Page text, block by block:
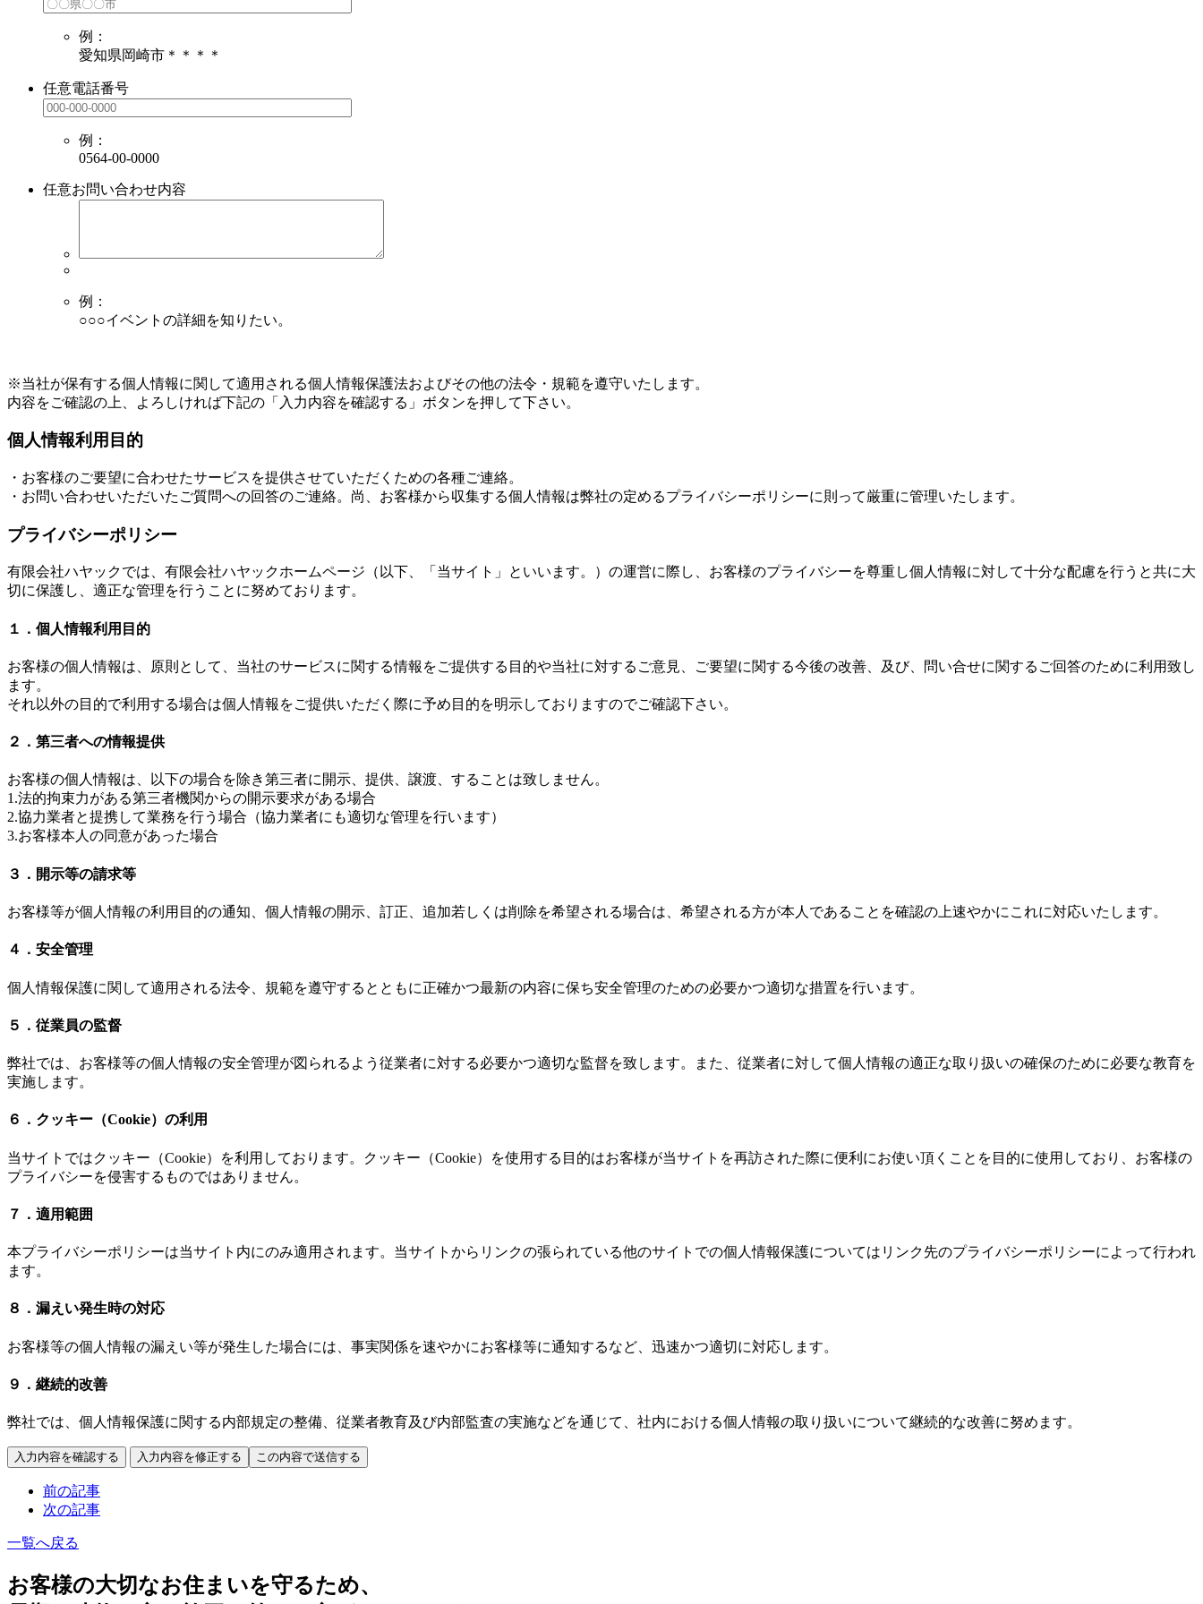
例：
愛知県岡崎市＊＊＊＊
任意電話番号
例：
0564-00-0000
任意お問い合わせ内容
例：
○○○イベントの詳細を知りたい。
※当社が保有する個人情報に関して適用される個人情報保護法およびその他の法令・規範を遵守いたします。
内容をご確認の上、よろしければ下記の「入力内容を確認する」ボタンを押して下さい。
個人情報利用目的
・お客様のご要望に合わせたサービスを提供させていただくための各種ご連絡。
・お問い合わせいただいたご質問への回答のご連絡。尚、お客様から収集する個人情報は弊社の定めるプライバシーポリシーに則って厳重に管理いたします。
プライバシーポリシー
有限会社ハヤックでは、有限会社ハヤックホームページ（以下、「当サイト」といいます。）の運営に際し、お客様のプライバシーを尊重し個人情報に対して十分な配慮を行うと共に大
切に保護し、適正な管理を行うことに努めております。
１．個人情報利用目的
お客様の個人情報は、原則として、当社のサービスに関する情報をご提供する目的や当社に対するご意見、ご要望に関する今後の改善、及び、問い合せに関するご回答のために利用致し
ます。
それ以外の目的で利用する場合は個人情報をご提供いただく際に予め目的を明示しておりますのでご確認下さい。
２．第三者への情報提供
お客様の個人情報は、以下の場合を除き第三者に開示、提供、譲渡、することは致しません。
1.法的拘束力がある第三者機関からの開示要求がある場合
2.協力業者と提携して業務を行う場合（協力業者にも適切な管理を行います）
3.お客様本人の同意があった場合
３．開示等の請求等
お客様等が個人情報の利用目的の通知、個人情報の開示、訂正、追加若しくは削除を希望される場合は、希望される方が本人であることを確認の上速やかにこれに対応いたします。
４．安全管理
個人情報保護に関して適用される法令、規範を遵守するとともに正確かつ最新の内容に保ち安全管理のための必要かつ適切な措置を行います。
５．従業員の監督
弊社では、お客様等の個人情報の安全管理が図られるよう従業者に対する必要かつ適切な監督を致します。また、従業者に対して個人情報の適正な取り扱いの確保のために必要な教育を
実施します。
６．クッキー（Cookie）の利用
当サイトではクッキー（Cookie）を利用しております。クッキー（Cookie）を使用する目的はお客様が当サイトを再訪された際に便利にお使い頂くことを目的に使用しており、お客様の
プライバシーを侵害するものではありません。
７．適用範囲
本プライバシーポリシーは当サイト内にのみ適用されます。当サイトからリンクの張られている他のサイトでの個人情報保護についてはリンク先のプライバシーポリシーによって行われ
ます。
８．漏えい発生時の対応
お客様等の個人情報の漏えい等が発生した場合には、事実関係を速やかにお客様等に通知するなど、迅速かつ適切に対応します。
９．継続的改善
弊社では、個人情報保護に関する内部規定の整備、従業者教育及び内部監査の実施などを通じて、社内における個人情報の取り扱いについて継続的な改善に努めます。
前の記事
次の記事
一覧へ戻る
お客様の大切なお住まいを守るため、